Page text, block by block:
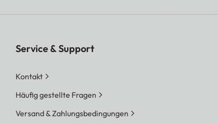
Service & Support
Kontakt
Häufig gestellte Fragen
Versand & Zahlungsbedingungen